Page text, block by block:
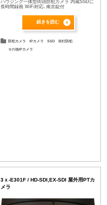
ハウジング一体型街頭防犯カメラ 内蔵SSDに
長時間録画 WiFi対応､南京錠付
続きを読む
防犯カメラ IPカメラ SSD 街灯防犯
その他IPカメラ
3ｘ-E301F / HD-SDI,EX-SDI 屋外用PTカ
メラ